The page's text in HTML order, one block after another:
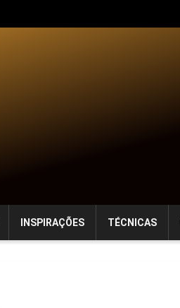
INSPIRAÇÕES TÉCNICAS